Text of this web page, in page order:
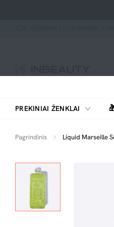
PREKINIAI ŽENKLAI
Pagrindinis Liquid Marseille